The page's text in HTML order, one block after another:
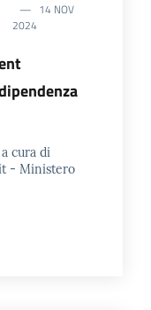
14 NOV
2024
cura di
- Ministero